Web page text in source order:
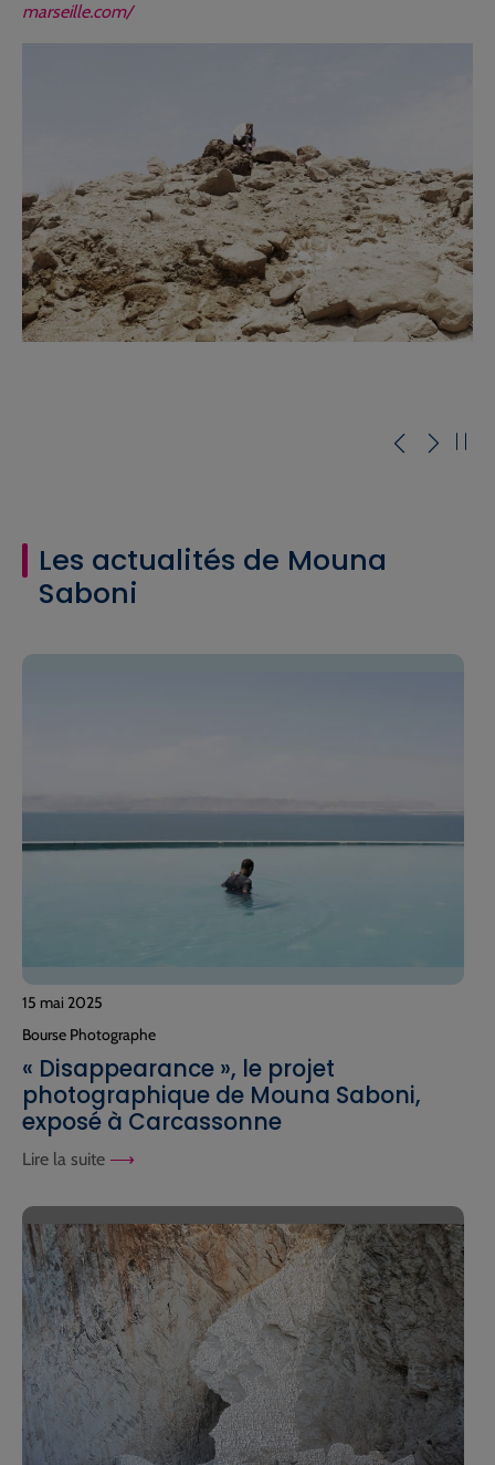
marseille.com/
Les actualités de Mouna
Saboni
15 mai 2025
Bourse Photographe
« Disappearance », le projet
photographique de Mouna Saboni,
exposé à Carcassonne
Lire la suite